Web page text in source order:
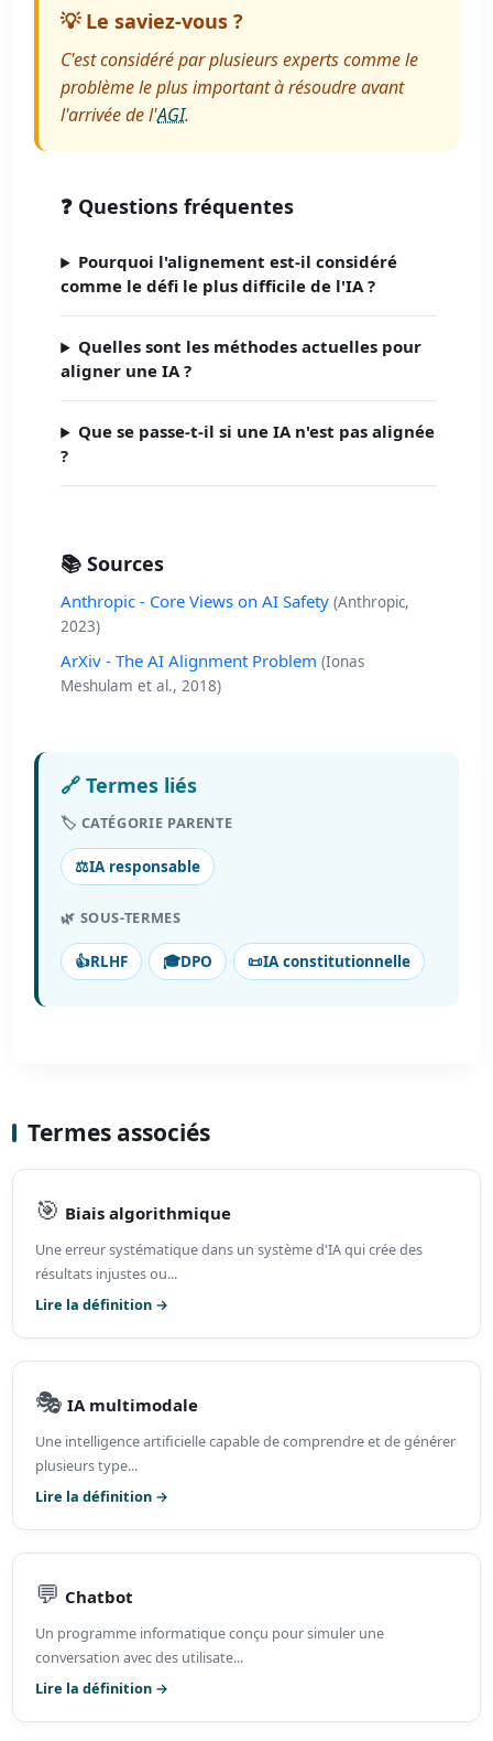
💡 Le saviez-vous ?
C'est considéré par plusieurs experts comme le
problème le plus important à résoudre avant
l'arrivée de l'AGI.
❓ Questions fréquentes
Pourquoi l'alignement est-il considéré
comme le défi le plus difficile de l'IA ?
Quelles sont les méthodes actuelles pour
aligner une IA ?
Que se passe-t-il si une IA n'est pas alignée
?
📚 Sources
Anthropic - Core Views on AI Safety (Anthropic,
2023)
ArXiv - The AI Alignment Problem (Ionas
Meshulam et al., 2018)
🔗 Termes liés
🏷️ CATÉGORIE PARENTE
⚖️IA responsable
🌿 SOUS-TERMES
👍RLHF 🎓DPO 📜IA constitutionnelle
Termes associés
🎯 Biais algorithmique
Une erreur systématique dans un système d'IA qui crée des
résultats injustes ou...
Lire la définition →
🎭 IA multimodale
Une intelligence artificielle capable de comprendre et de générer
plusieurs type...
Lire la définition →
💬 Chatbot
Un programme informatique conçu pour simuler une
conversation avec des utilisate...
Lire la définition →